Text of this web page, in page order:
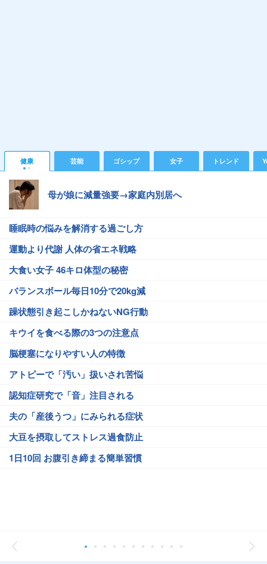
健康 芸能 ゴシップ 女子 トレンド
母が娘に減量強要→家庭内別居へ
睡眠時の悩みを解消する過ごし方
運動より代謝 人体の省エネ戦略
大食い女子 46キロ体型の秘密
バランスボール毎日10分で20kg減
躁状態引き起こしかねないNG行動
キウイを食べる際の3つの注意点
脳梗塞になりやすい人の特徴
アトピーで「汚い」扱いされ苦悩
認知症研究で「音」注目される
夫の「産後うつ」にみられる症状
大豆を摂取してストレス過食防止
1日10回 お腹引き締まる簡単習慣